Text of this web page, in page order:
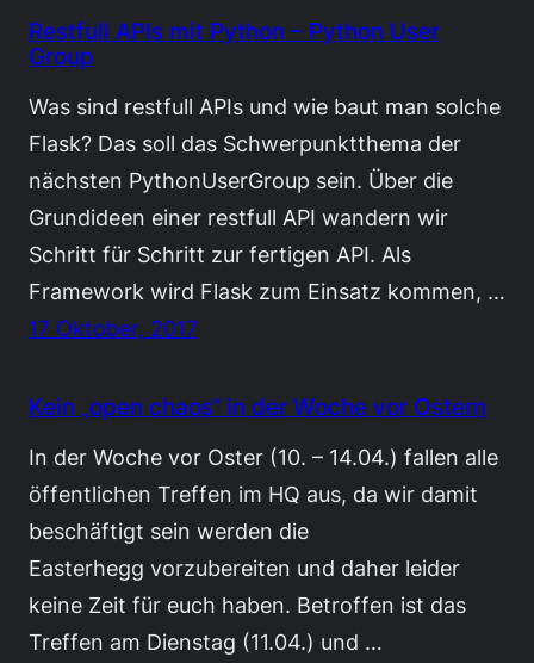
Restfull APIs mit Python – Python User
Group
Was sind restfull APIs und wie baut man solche
Flask? Das soll das Schwerpunktthema der
nächsten PythonUserGroup sein. Über die
Grundideen einer restfull API wandern wir
Schritt für Schritt zur fertigen API. Als
Framework wird Flask zum Einsatz kommen, …
17 Oktober, 2017
Kein „open chaos“ in der Woche vor Ostern
In der Woche vor Oster (10. – 14.04.) fallen alle
öffentlichen Treffen im HQ aus, da wir damit
beschäftigt sein werden die
Easterhegg vorzubereiten und daher leider
keine Zeit für euch haben. Betroffen ist das
Treffen am Dienstag (11.04.) und …